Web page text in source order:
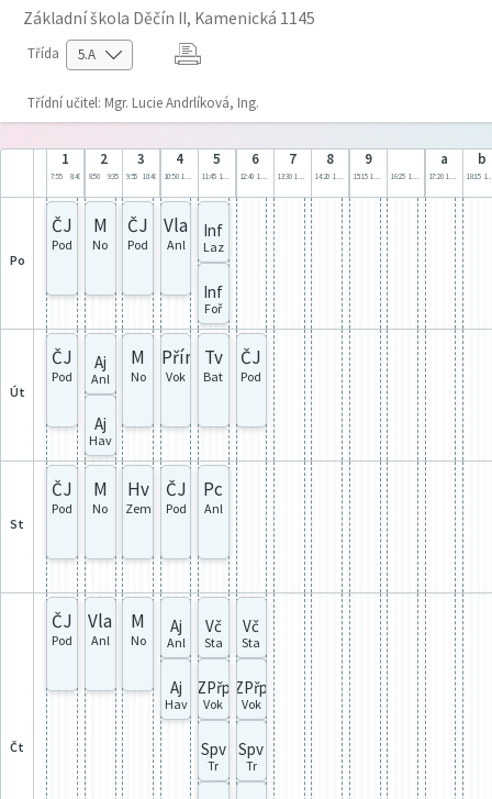
Základní škola Děčín II, Kamenická 1145
Třída
Třídní učitel: Mgr. Lucie Andrlíková, Ing.
1
7:55 8:40
2
8:50 9:35
3
9:55 10:40
4
10:50 11:35
5
11:45 12:30
6
12:40 13:25
7
13:30 14:15
8
14:20 15:05
9
15:15 16:00 16:25 17:10
a
17:20 18:05
b
18:15
po
ČJ
Pod
M
No
ČJ
Pod
Vla
Anl
Inf
Laz
Inf
Foř
út
ČJ
Pod
Aj
Anl
Aj
Hav
M
No
Přír
Vok
Tv
Bat
ČJ
Pod
st
ČJ
Pod
M
No
Hv
Zem
ČJ
Pod
Pc
Anl
čt
ČJ
Pod
Vla
Anl
M
No
Aj
Anl
Aj
Hav
Vč
Sta
ZPřp
Vok
Spv
Tr
Vč
Sta
ZPřp
Vok
Spv
Tr